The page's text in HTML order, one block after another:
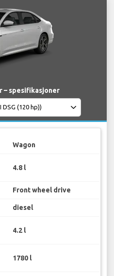
– spesifikasjoner
Wagon
4.8 l
Front wheel drive
diesel
4.2 l
1780 l